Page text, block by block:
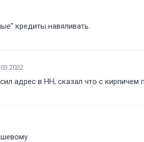
кредиты навяливать.
адрес в НН, сказал что с кирпичем